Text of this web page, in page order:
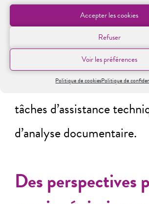
Accepter les cookies
Refuser
Voir les préférences
Politique de cookiesPolitique de
travaux ouvrent ainsi la voie
spécialisation de l’IA
les applications en ingénierie
hydraulique, notamment
tâches d’assistance
d’analyse documentaire.
Des perspectives